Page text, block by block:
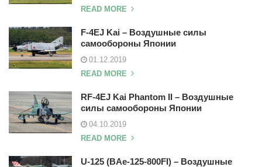
READ MORE
F-4EJ Kai – Воздушные силы
самообороны Японии
01.12.2019
READ MORE
RF-4EJ Kai Phantom II – Воздушные
силы самообороны Японии
04.10.2019
READ MORE
U-125 (BAe-125-800FI) – Воздушные